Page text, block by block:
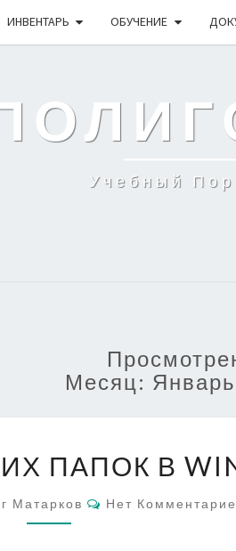
ИНВЕНТАРЬ ОБУЧЕНИЕ
Учебный
Месяц:
ОБЩИХ
В
ПАПОК В
Матарков Комментарии
Нет